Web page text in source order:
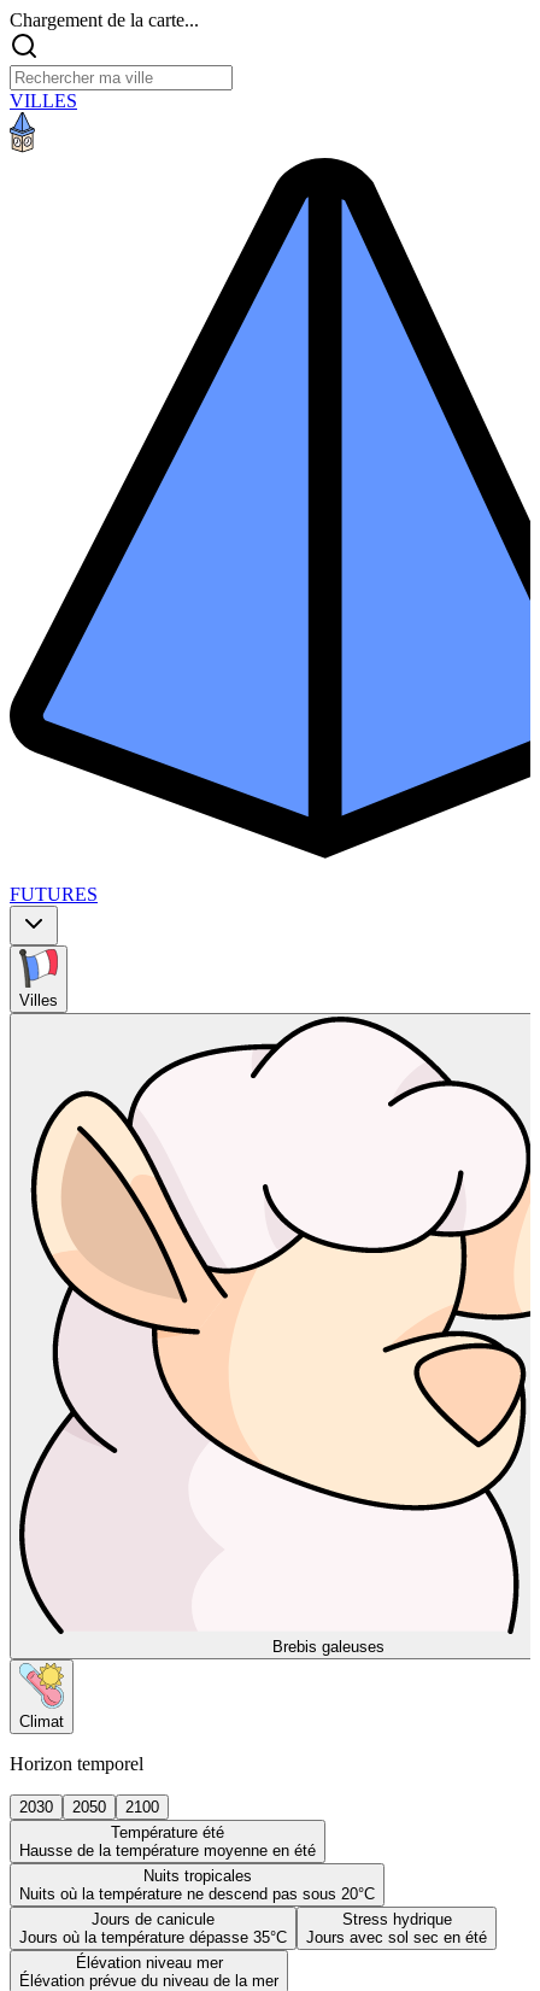
Chargement de la carte...
VILLES
FUTURES
Villes
Brebis galeuses
Climat
Horizon temporel
2030 2050
2100
Température été
Hausse de la température moyenne en été
Nuits tropicales
Nuits où la température ne descend pas sous 20°C
Jours de canicule
Jours où la température dépasse 35°C
Stress hydrique
Jours avec sol sec en été
Élévation niveau mer
Élévation prévue du niveau de la mer